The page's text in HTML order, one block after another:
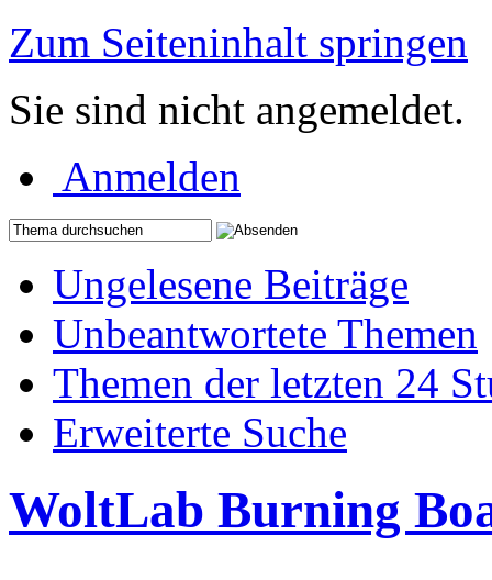
Zum Seiteninhalt springen
Sie sind nicht angemeldet.
Anmelden
Ungelesene Beiträge
Unbeantwortete Themen
Themen der letzten 24
Erweiterte Suche
WoltLab Burning